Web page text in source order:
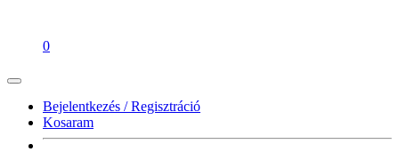
0
Bejelentkezés / Regisztráció
Kosaram